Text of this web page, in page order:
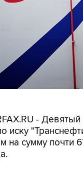
-
иску
на сумму почти